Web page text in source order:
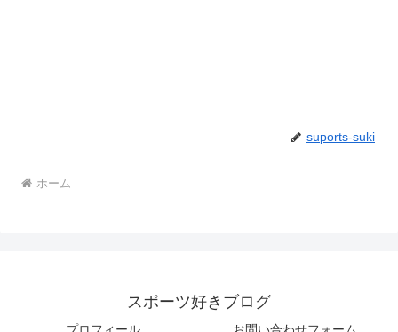
suports-suki
ホーム
スポーツ好きブログ